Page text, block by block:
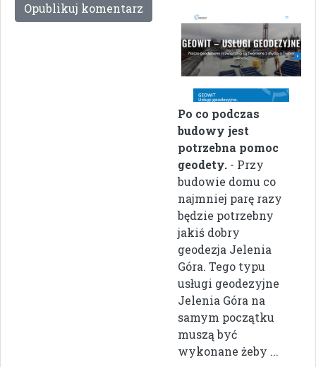
Po co podczas
budowy jest
potrzebna pomoc
geodety. - Przy
budowie domu co
najmniej parę razy
będzie potrzebny
jakiś dobry
geodezja Jelenia
Góra. Tego typu
usługi geodezyjne
Jelenia Góra na
samym początku
muszą być
wykonane żeby ...